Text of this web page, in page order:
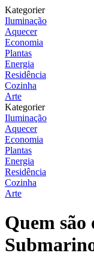
Kategorier
Iluminação
Aquecer
Economia
Plantas
Energia
Residência
Cozinha
Arte
Kategorier
Iluminação
Aquecer
Economia
Plantas
Energia
Residência
Cozinha
Arte
Quem